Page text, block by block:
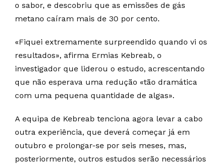
o sabor, e descobriu que as emissões de gás
metano caíram mais de 30 por cento.
«Fiquei extremamente surpreendido quando vi os
resultados», afirma Ermias Kebreab, o
investigador que liderou o estudo, acrescentando
que não esperava uma redução «tão dramática
com uma pequena quantidade de algas».
A equipa de Kebreab tenciona agora levar a cabo
outra experiência, que deverá começar já em
outubro e prolongar-se por seis meses, mas,
posteriormente, outros estudos serão necessários